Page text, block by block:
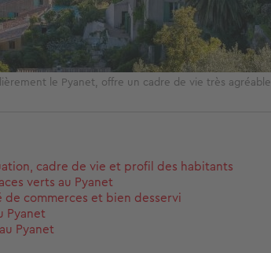
le Pyanet, offre un cadre de vie très
cadre de vie et profil des habitants
verts au Pyanet
commerces et bien desservi
Pyanet
Pyanet